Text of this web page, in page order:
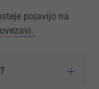
pojavijo na